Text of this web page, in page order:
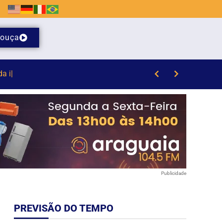
ouça
Publicidade
PREVISÃO DO TEMPO